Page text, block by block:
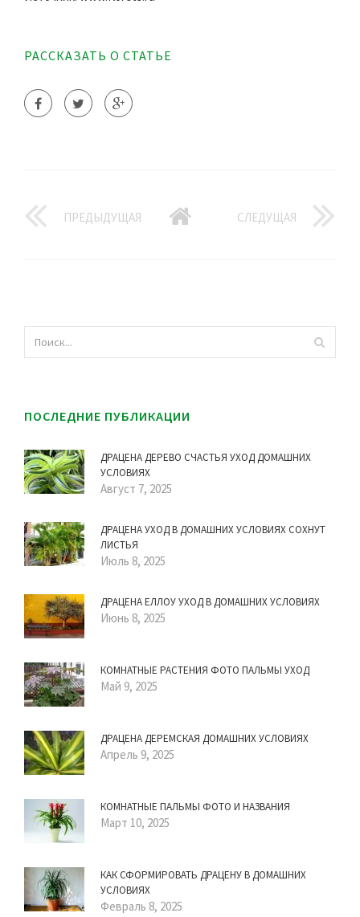
РАССКАЗАТЬ О СТАТЬЕ
ПРЕДЫДУЩАЯ СЛЕДУЩАЯ
ПОСЛЕДНИЕ ПУБЛИКАЦИИ
ДРАЦЕНА ДЕРЕВО СЧАСТЬЯ УХОД ДОМАШНИХ
УСЛОВИЯХ
Август 7, 2025
ДРАЦЕНА УХОД В ДОМАШНИХ УСЛОВИЯХ СОХНУТ
ЛИСТЬЯ
Июль 8, 2025
ДРАЦЕНА ЕЛЛОУ УХОД В ДОМАШНИХ УСЛОВИЯХ
Июнь 8, 2025
КОМНАТНЫЕ РАСТЕНИЯ ФОТО ПАЛЬМЫ УХОД
Май 9, 2025
ДРАЦЕНА ДЕРЕМСКАЯ ДОМАШНИХ УСЛОВИЯХ
Апрель 9, 2025
КОМНАТНЫЕ ПАЛЬМЫ ФОТО И НАЗВАНИЯ
Март 10, 2025
КАК СФОРМИРОВАТЬ ДРАЦЕНУ В ДОМАШНИХ
УСЛОВИЯХ
Февраль 8, 2025